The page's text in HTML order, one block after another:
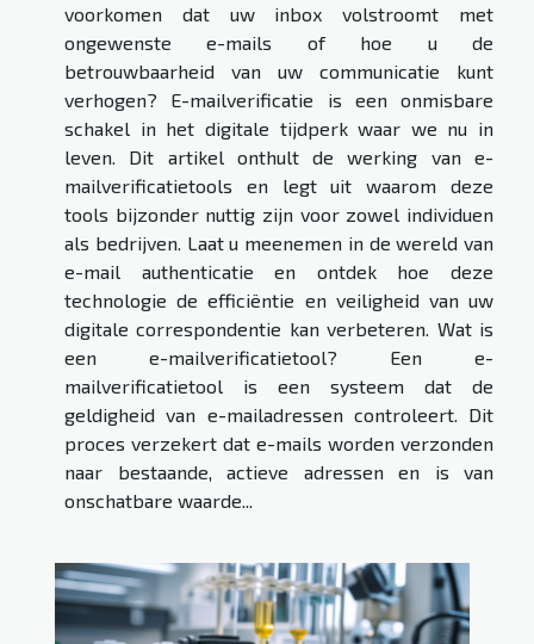
voorkomen dat uw inbox volstroomt met
ongewenste e-mails of hoe u de
betrouwbaarheid van uw communicatie kunt
verhogen? E-mailverificatie is een onmisbare
schakel in het digitale tijdperk waar we nu in
leven. Dit artikel onthult de werking van e-
mailverificatietools en legt uit waarom deze
tools bijzonder nuttig zijn voor zowel individuen
als bedrijven. Laat u meenemen in de wereld van
e-mail authenticatie en ontdek hoe deze
technologie de efficiëntie en veiligheid van uw
digitale correspondentie kan verbeteren. Wat is
een e-mailverificatietool? Een e-
mailverificatietool is een systeem dat de
geldigheid van e-mailadressen controleert. Dit
proces verzekert dat e-mails worden verzonden
naar bestaande, actieve adressen en is van
onschatbare waarde...